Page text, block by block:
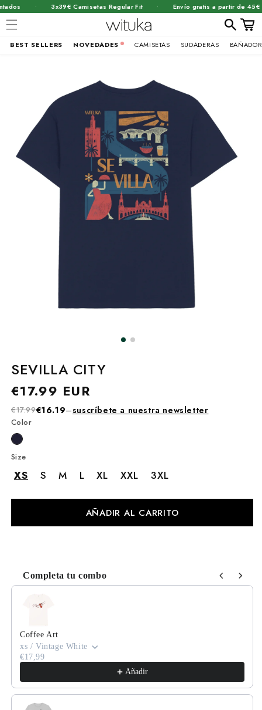
3x39€ Camisetas Regular Fit Envío gratis a partir de 45€
BEST SELLERS NOVEDADES CAMISETAS SUDADERAS
SEVILLA CITY
Precio
€17.99 EUR
€17.99€16.19–suscríbete a nuestra newsletter
Size
XS S M L XL XXL 3XL
Color
AÑADIR AL CARRITO
Completa tu combo
Use the Previous and Next buttons to navigate through
Coffee Art
xs / Vintage White
€17,99
Añadir